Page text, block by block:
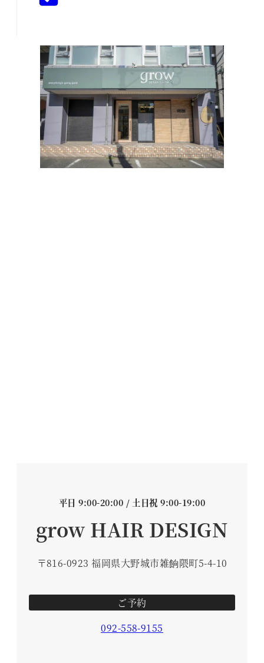
平日 9:00-20:00 / 土日祝 9:00-19:00
grow HAIR DESIGN
〒816-0923 福岡県大野城市雑餉隈町5-4-10
ご予約
092-558-9155